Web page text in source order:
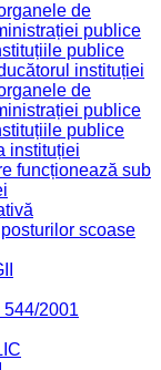
de
publice
publice
instituției
de
publice
publice
instituției
funcționează sub
scoase
544/2001